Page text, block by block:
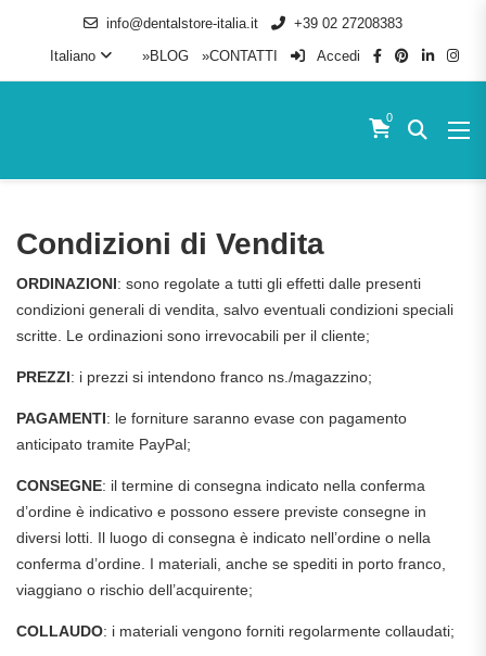
info@dentalstore-italia.it
+39 02 27208383
Italiano
»BLOG »CONTATTI Accedi
0
Condizioni di Vendita
ORDINAZIONI: sono regolate a tutti gli effetti dalle presenti
condizioni generali di vendita, salvo eventuali condizioni speciali
scritte. Le ordinazioni sono irrevocabili per il cliente;
PREZZI: i prezzi si intendono franco ns./magazzino;
PAGAMENTI: le forniture saranno evase con pagamento
anticipato tramite PayPal;
CONSEGNE: il termine di consegna indicato nella conferma
d’ordine è indicativo e possono essere previste consegne in
diversi lotti. Il luogo di consegna è indicato nell’ordine o nella
conferma d’ordine. I materiali, anche se spediti in porto franco,
viaggiano o rischio dell’acquirente;
COLLAUDO: i materiali vengono forniti regolarmente collaudati;